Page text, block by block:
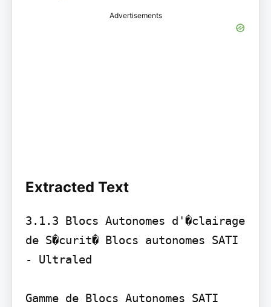
Advertisements
Extracted Text
3.1.3 Blocs Autonomes d'�clairage
de S�curit� Blocs autonomes SATI
- Ultraled
Gamme de Blocs Autonomes SATI